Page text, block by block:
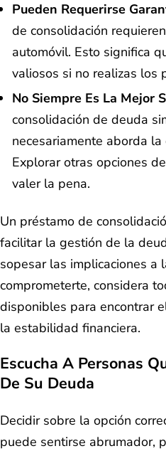
Pueden Requerirse
de consolidación
automóvil. Esto significa
valiosos si no realizas los
No Siempre Es La Mejor
consolidación de deuda
necesariamente aborda
Explorar otras opciones
valer la pena.
Un préstamo de
facilitar la gestión de la
sopesar las implicaciones a
comprometerte, considera
disponibles para encontrar
la estabilidad financiera.
Escucha A Personas
De Su Deuda
Decidir sobre la opción
puede sentirse abrumador,